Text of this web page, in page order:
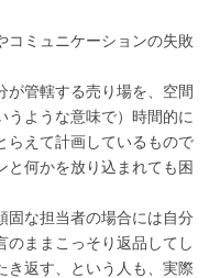
コミュニケーションの失敗
が管轄する売り場を、空間
ような意味で）時間的に
らえて計画しているもので
と何かを放り込まれても困
固な担当者の場合には自分
のままこっそり返品してし
き返す、という人も、実際